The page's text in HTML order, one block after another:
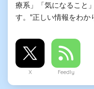
療系」「気になること
す。”正しい情報をわか
X Feedly